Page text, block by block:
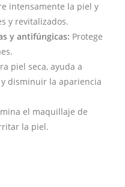
intensamente la piel y
y revitalizados.
y antifúngicas: Protege
piel seca, ayuda a
disminuir la apariencia
el maquillaje de
la piel.